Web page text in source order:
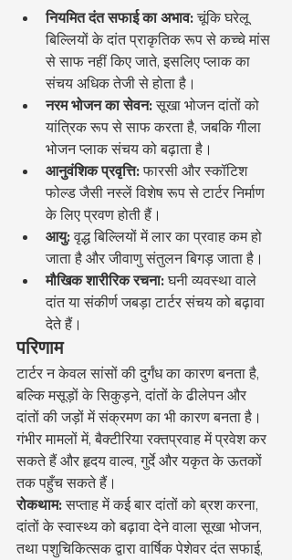
नियमित दंत सफाई का अभाव: चूंकि घरेलू
बिल्लियों के दांत प्राकृतिक रूप से कच्चे मांस
से साफ नहीं किए जाते, इसलिए प्लाक का
संचय अधिक तेजी से होता है।
नरम भोजन का सेवन: सूखा भोजन दांतों को
यांत्रिक रूप से साफ करता है, जबकि गीला
भोजन प्लाक संचय को बढ़ाता है।
आनुवंशिक प्रवृत्ति: फारसी और स्कॉटिश
फोल्ड जैसी नस्लें विशेष रूप से टार्टर निर्माण
के लिए प्रवण होती हैं।
आयु: वृद्ध बिल्लियों में लार का प्रवाह कम हो
जाता है और जीवाणु संतुलन बिगड़ जाता है।
मौखिक शारीरिक रचना: घनी व्यवस्था वाले
दांत या संकीर्ण जबड़ा टार्टर संचय को बढ़ावा
देते हैं।
परिणाम
टार्टर न केवल सांसों की दुर्गंध का कारण बनता है,
बल्कि मसूड़ों के सिकुड़ने, दांतों के ढीलेपन और
दांतों की जड़ों में संक्रमण का भी कारण बनता है।
गंभीर मामलों में, बैक्टीरिया रक्तप्रवाह में प्रवेश कर
सकते हैं और हृदय वाल्व, गुर्दे और यकृत के ऊतकों
तक पहुँच सकते हैं।
रोकथाम: सप्ताह में कई बार दांतों को ब्रश करना,
दांतों के स्वास्थ्य को बढ़ावा देने वाला सूखा भोजन,
तथा पशुचिकित्सक द्वारा वार्षिक पेशेवर दंत सफाई,